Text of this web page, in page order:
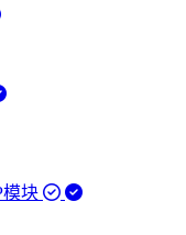
模块